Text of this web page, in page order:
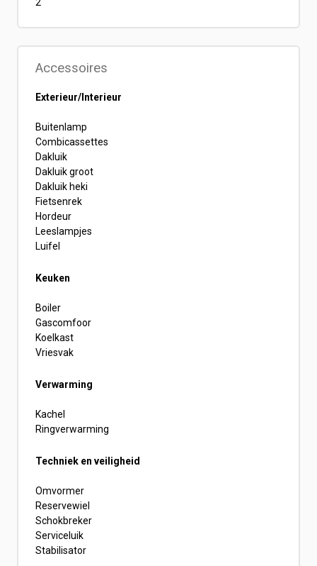
2
Accessoires
Exterieur/Interieur
Buitenlamp
Combicassettes
Dakluik
Dakluik groot
Dakluik heki
Fietsenrek
Hordeur
Leeslampjes
Luifel
Keuken
Boiler
Gascomfoor
Koelkast
Vriesvak
Verwarming
Kachel
Ringverwarming
Techniek en veiligheid
Omvormer
Reservewiel
Schokbreker
Serviceluik
Stabilisator